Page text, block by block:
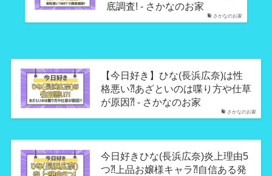
さかなのお家
底調査! - さかなのお家
さかなのお家
【今日好き】ひな(長浜広奈)は性
格悪い⁈あざといのは喋り方や仕草
が原因⁈ - さかなのお家
今日好きひな(長浜広奈)炎上理由5
つ⁈上品お嬢様キャラ⁈自信ある発